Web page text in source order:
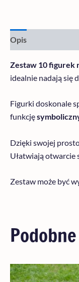
Opis
Zestaw 10 figurek
idealnie nadają się
Figurki doskonale
funkcję
Dzięki swojej
Ułatwiają otwarcie
Zestaw może być